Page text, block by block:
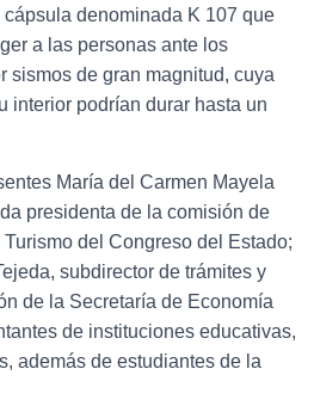
denominada K 107 que
a las personas ante los
sismos de gran magnitud, cuya
interior podrían durar hasta un
María del Carmen Mayela
presidenta de la comisión de
del Congreso del Estado;
subdirector de trámites y
de la Secretaría de Economía
de instituciones educativas,
además de estudiantes de la